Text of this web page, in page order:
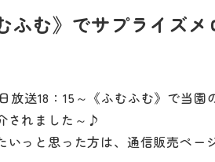
ふむ》でサプライズメ
送18：15～《ふむふむ》で当園
されました～♪
いっと思った方は、通信販売ペー